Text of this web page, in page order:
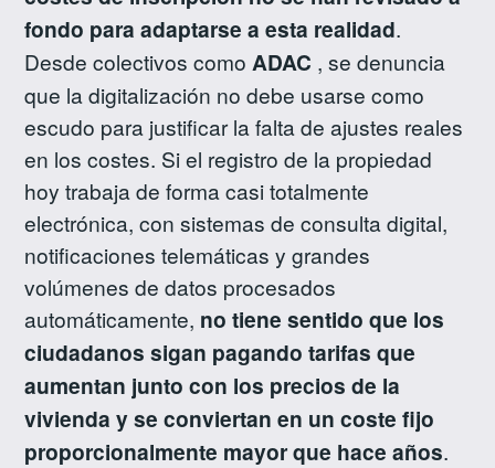
fondo para adaptarse a esta realidad.
Desde colectivos como ADAC , se denuncia
que la digitalización no debe usarse como
escudo para justificar la falta de ajustes reales
en los costes. Si el registro de la propiedad
hoy trabaja de forma casi totalmente
electrónica, con sistemas de consulta digital,
notificaciones telemáticas y grandes
volúmenes de datos procesados
automáticamente, no tiene sentido que los
ciudadanos sigan pagando tarifas que
aumentan junto con los precios de la
vivienda y se conviertan en un coste fijo
proporcionalmente mayor que hace años.